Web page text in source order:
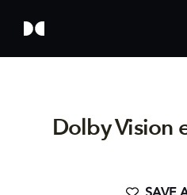
Dolby Vision